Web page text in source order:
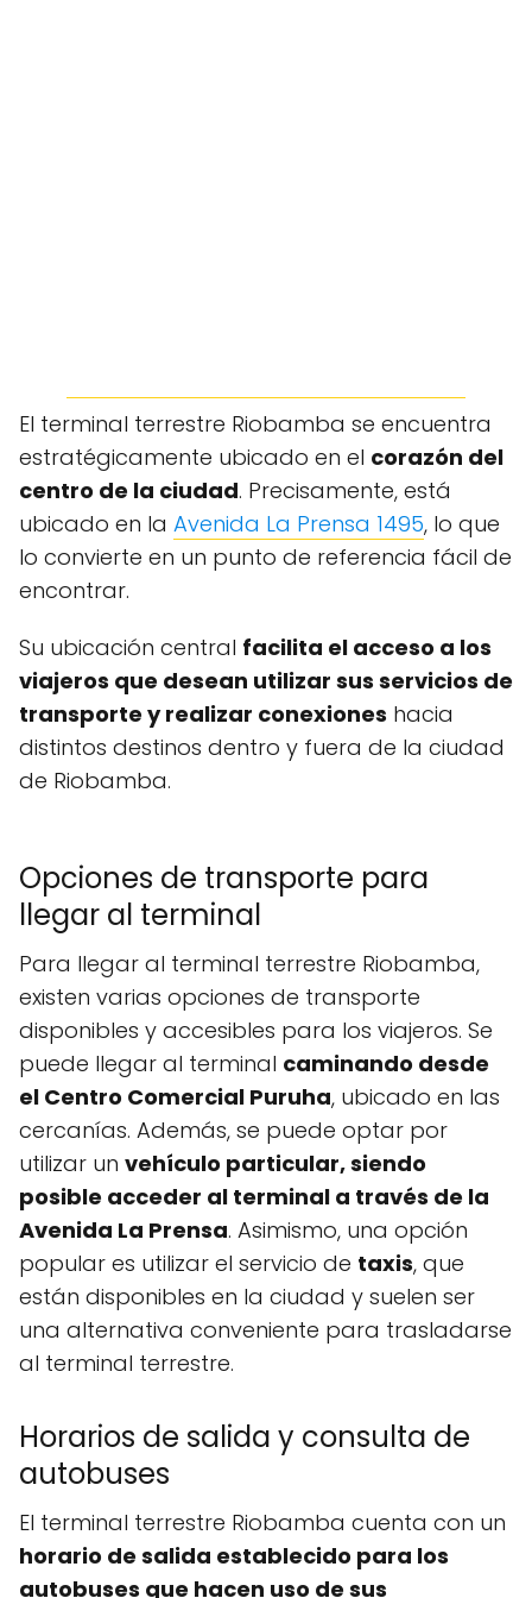
El terminal terrestre Riobamba se encuentra
estratégicamente ubicado en el corazón del
centro de la ciudad. Precisamente, está
ubicado en la Avenida La Prensa 1495, lo que
lo convierte en un punto de referencia fácil de
encontrar.
Su ubicación central facilita el acceso a los
viajeros que desean utilizar sus servicios de
transporte y realizar conexiones hacia
distintos destinos dentro y fuera de la ciudad
de Riobamba.
Opciones de transporte para
llegar al terminal
Para llegar al terminal terrestre Riobamba,
existen varias opciones de transporte
disponibles y accesibles para los viajeros. Se
puede llegar al terminal caminando desde
el Centro Comercial Puruha, ubicado en las
cercanías. Además, se puede optar por
utilizar un vehículo particular, siendo
posible acceder al terminal a través de la
Avenida La Prensa. Asimismo, una opción
popular es utilizar el servicio de taxis, que
están disponibles en la ciudad y suelen ser
una alternativa conveniente para trasladarse
al terminal terrestre.
Horarios de salida y consulta de
autobuses
El terminal terrestre Riobamba cuenta con un
horario de salida establecido para los
autobuses que hacen uso de sus